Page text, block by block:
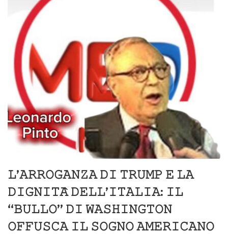
𝙻’𝙰𝚁𝚁𝙾𝙶𝙰𝙽𝚉𝙰 𝙳𝙸 𝚃𝚁𝚄𝙼𝙿 𝙴 𝙻𝙰
𝙳𝙸𝙶𝙽𝙸𝚃𝙰̀ 𝙳𝙴𝙻𝙻’𝙸𝚃𝙰𝙻𝙸𝙰: 𝙸𝙻
“𝙱𝚄𝙻𝙻𝙾” 𝙳𝙸 𝚆𝙰𝚂𝙷𝙸𝙽𝙶𝚃𝙾𝙽
𝙾𝙵𝙵𝚄𝚂𝙲𝙰 𝙸𝙻 𝚂𝙾𝙶𝙽𝙾 𝙰𝙼𝙴𝚁𝙸𝙲𝙰𝙽𝙾